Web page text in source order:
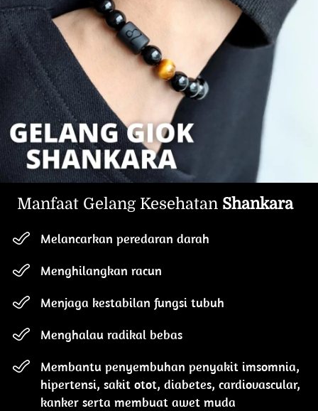
Manfaat Gelang Kesehatan Shankara
Melancarkan peredaran darah
Menghilangkan racun
Menjaga kestabilan fungsi tubuh
Menghalau radikal bebas
Membantu penyembuhan penyakit imsomnia,
hipertensi, sakit otot, diabetes, cardiovascular,
kanker serta membuat awet muda